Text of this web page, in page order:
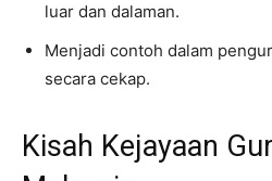
luar dan dalaman.
Menjadi contoh dalam
secara cekap.
Kisah Kejayaan